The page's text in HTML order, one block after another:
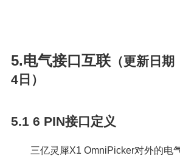
5.电气接口互联（更新日期
4日）
5.1 6 PIN接口定义
三亿灵犀X1 OmniPicker对外的电